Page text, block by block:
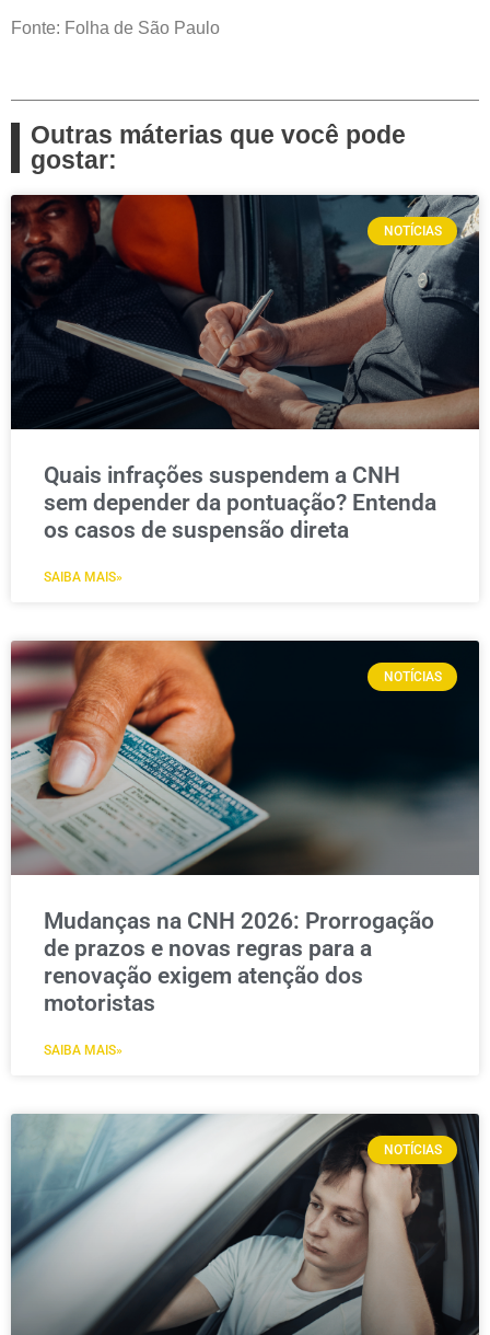
Fonte: Folha de São Paulo
Outras máterias que você pode
gostar:
NOTÍCIAS
Quais infrações suspendem a CNH
sem depender da pontuação? Entenda
os casos de suspensão direta
SAIBA MAIS»
NOTÍCIAS
Mudanças na CNH 2026: Prorrogação
de prazos e novas regras para a
renovação exigem atenção dos
motoristas
SAIBA MAIS»
NOTÍCIAS